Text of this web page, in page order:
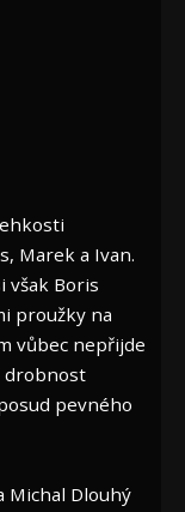
Marek a Ivan.
však Boris
proužky na
vůbec nepřijde
drobnost
pevného
Michal Dlouhý